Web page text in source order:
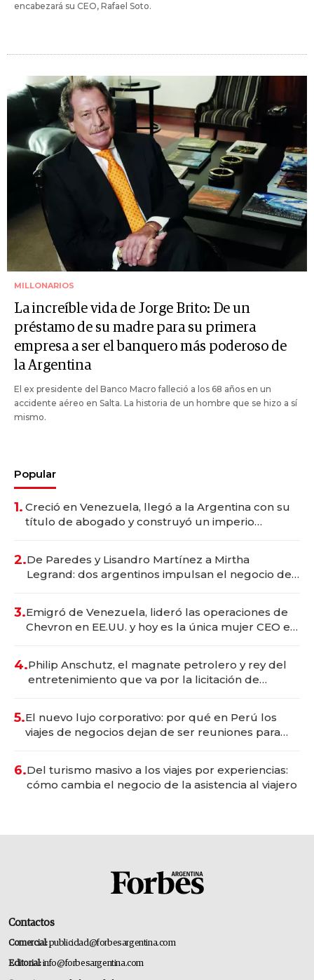
encabezará su CEO, Rafael Soto.
MILLONARIOS
La increíble vida de Jorge Brito: De un
préstamo de su madre para su primera
empresa a ser el banquero más poderoso de
la Argentina
El ex presidente del Banco Macro falleció a los 68 años en un
accidente aéreo en Salta. La historia de un hombre que se hizo a sí
mismo.
Popular
1. Creció en Venezuela, llegó a la Argentina con su
título de abogado y construyó un imperio
2.De Paredes y Lisandro Martínez a Mirtha
Legrand: dos argentinos impulsan el negocio del
3.Emigró de Venezuela, lideró las operaciones de
Chevron en EE.UU. y hoy es la única mujer CEO en
4.Philip Anschutz, el magnate petrolero y rey del
entretenimiento que va por la licitación de
5.El nuevo lujo corporativo: por qué en Perú los
viajes de negocios dejan de ser reuniones para
6.Del turismo masivo a los viajes por experiencias:
cómo cambia el negocio de la asistencia al viajero
Contactos
Comercial:publicidad@forbesargentina.com
Editorial:info@forbesargentina.com